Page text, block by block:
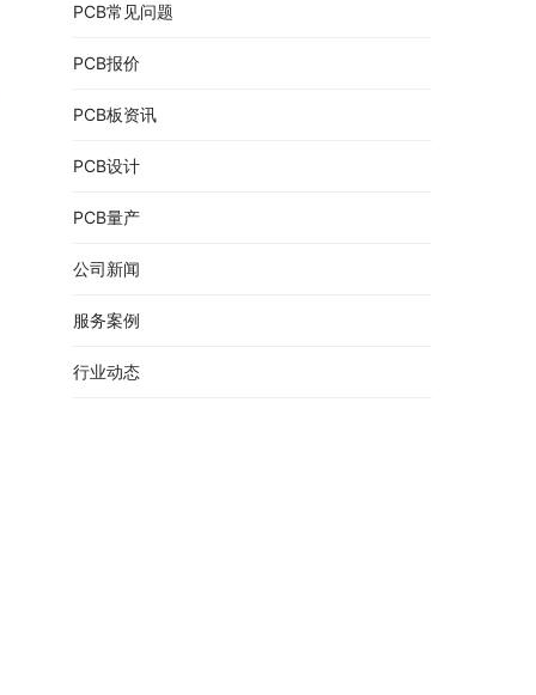
PCB常见问题
PCB报价
PCB板资讯
PCB设计
PCB量产
公司新闻
服务案例
行业动态